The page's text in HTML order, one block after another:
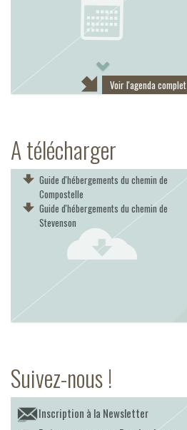
Voir l'agenda complet
A télécharger
Guide d'hébergements du chemin de
Compostelle
Guide d'hébergements du chemin de
Stevenson
Suivez-nous !
Inscription à la Newsletter